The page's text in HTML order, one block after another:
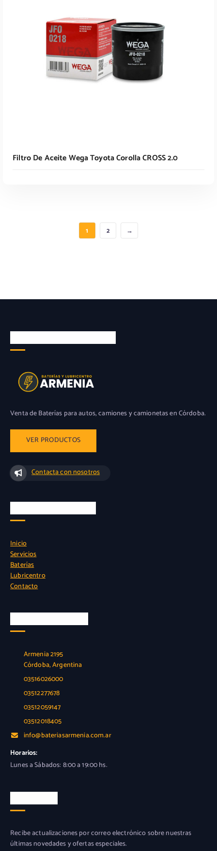
Leer Más
Filtro De Aceite Wega Toyota Corolla CROSS 2.0
1 2 →
Venta de Baterías para autos, camiones y camionetas en Córdoba.
Contacta con nosotros
Inicio
Servicios
Baterías
Lubricentro
Contacto
Armenia 2195
Córdoba, Argentina
03516026000
03512277678
03512059147
03512018405
info@bateriasarmenia.com.ar
Horarios:
Lunes a Sábados: 8:00 a 19:00 hs.
Recibe actualizaciones por correo electrónico sobre nuestras
últimas novedades y ofertas especiales.